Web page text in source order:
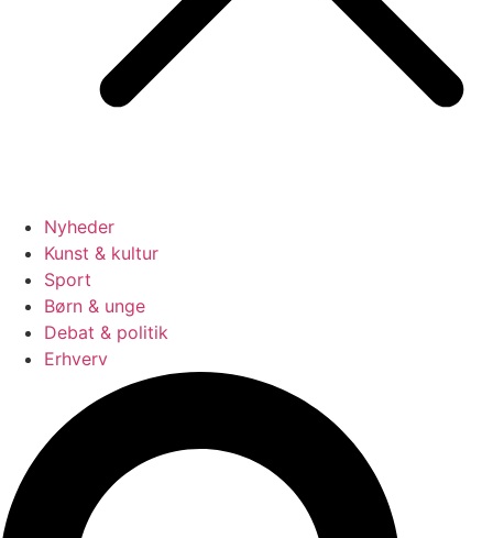
Nyheder
Kunst & kultur
Sport
Børn & unge
Debat & politik
Erhverv